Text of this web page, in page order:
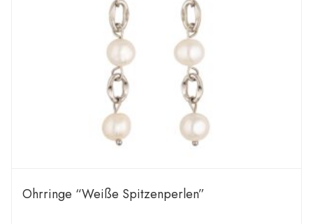
Ohrringe “Weiße Spitzenperlen”